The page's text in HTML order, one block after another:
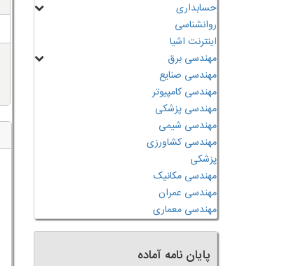
حسابداری
روانشناسی
اینترنت اشیا
مهندسی برق
مهندسی صنایع
مهندسی کامپیوتر
مهندسی پزشکی
مهندسی شیمی
مهندسی کشاورزی
پزشکی
مهندسی مکانیک
مهندسی عمران
مهندسی معماری
پایان نامه آماده